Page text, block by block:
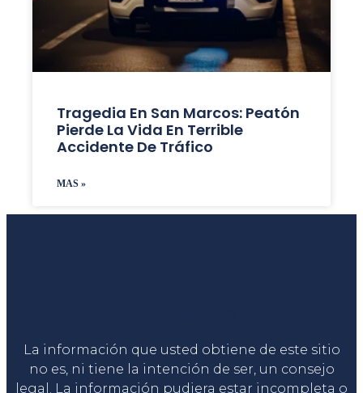
Tragedia En San Marcos: Peatón
Pierde La Vida En Terrible
Accidente De Tráfico
MAS »
La información que usted obtiene de este sitio
no es, ni tiene la intención de ser, un consejo
legal. La información pudiera estar incompleta o